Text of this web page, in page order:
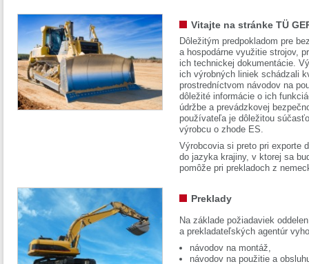
Vitajte na stránke TÜ
Dôležitým predpokladom pre
a hospodárne využitie strojov,
ich technickej dokumentácie.
ich výrobných liniek schádzali
prostredníctvom návodov na
dôležité informácie o ich
údržbe a prevádzkovej
používateľa je dôležitou
výrobcu o zhode ES.
Výrobcovia si preto pri exporte
do jazyka krajiny, v ktorej sa
pomôže pri prekladoch z
Preklady
Na základe požiadaviek
a prekladateľských agentúr
návodov na montáž,
návodov na použitie a